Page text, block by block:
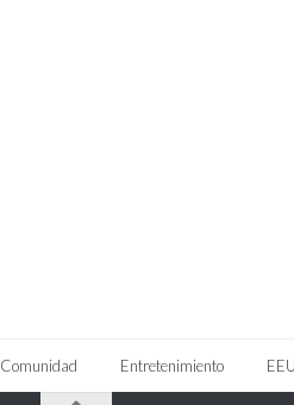
Comunidad Entretenimiento